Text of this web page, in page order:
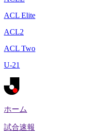
ACL Elite
ACL2
ACL Two
U-21
ホーム
試合速報